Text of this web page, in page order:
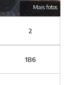
Mais fotos
2
186